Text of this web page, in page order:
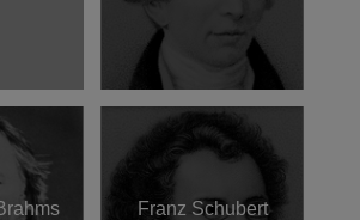
Franz Schubert